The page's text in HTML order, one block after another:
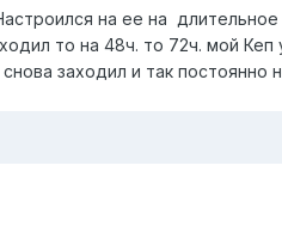
на ее на
то на 48ч. то 72ч. мой
заходил и так постоянно